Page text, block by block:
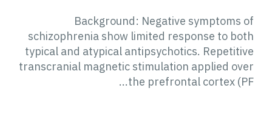
Background: Negative symptoms of
schizophrenia show limited response to both
typical and atypical antipsychotics. Repetitive
transcranial magnetic stimulation applied over
the prefrontal cortex (PF...